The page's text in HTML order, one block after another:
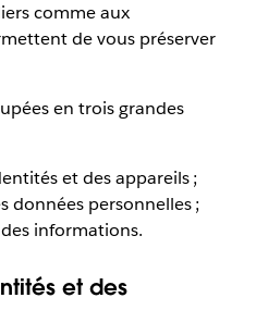
comme aux
de vous préserver
en trois grandes
et des appareils ;
données personnelles ;
informations.
et des